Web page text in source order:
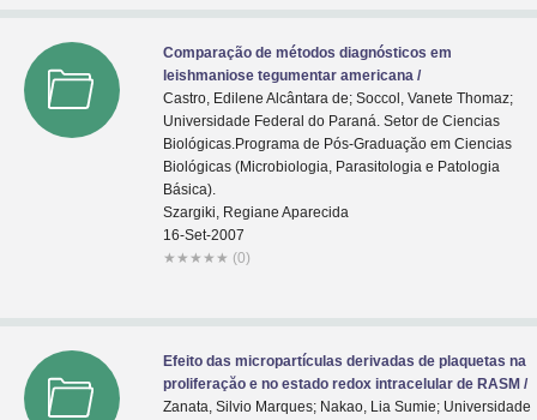
Comparação de métodos diagnósticos em
leishmaniose tegumentar americana /
Castro, Edilene Alcântara de; Soccol, Vanete Thomaz;
Universidade Federal do Paraná. Setor de Ciencias
Biológicas.Programa de Pós-Graduaçăo em Ciencias
Biológicas (Microbiologia, Parasitologia e Patologia
Básica).
Szargiki, Regiane Aparecida
16-Set-2007
★ ★ ★ ★ ★ (0)
Efeito das micropartículas derivadas de plaquetas na
proliferaçăo e no estado redox intracelular de RASM /
Zanata, Silvio Marques; Nakao, Lia Sumie; Universidade